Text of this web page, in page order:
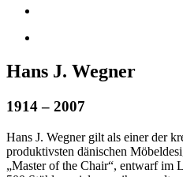
Hans J. Wegner
1914 – 2007
Hans J. Wegner gilt als einer der
produktivsten dänischen
„Master of the Chair“, entwarf im